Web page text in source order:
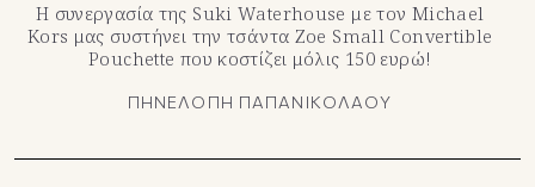
Η συνεργασία της Suki Waterhouse με τον Michael
Kors μας συστήνει την τσάντα Zoe Small Convertible
Pouchette που κοστίζει μόλις 150 ευρώ!
ΠΗΝΕΛΟΠΗ ΠΑΠΑΝΙΚΟΛΑΟΥ